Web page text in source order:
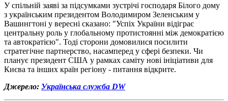
У спільній заяві за підсумками зустрічі господаря Білого дому
з українським президентом Володимиром Зеленським у
Вашингтоні у вересні сказано: "Успіх України відіграє
центральну роль у глобальному протистоянні між демократією
та автократією". Тоді сторони домовилися посилити
стратегічне партнерство, насамперед у сфері безпеки. Чи
планує президент США у рамках саміту нові ініціативи для
Києва та інших країн регіону - питання відкрите.
Джерело: Українська служба DW